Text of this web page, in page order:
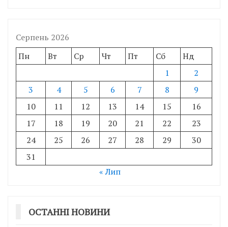
Серпень 2026
Пн
Вт Ср Чт Пт Сб
Нд
1
2
3
4 5 6 7 8
9
10
11 12 13 14 15
16
17
18 19 20 21 22
23
24
25 26 27 28 29
30
31
« Лип
ОСТАННІ НОВИНИ